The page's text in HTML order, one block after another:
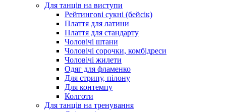
Для танців на виступи
Рейтингові сукні (бейсік)
Плаття для латини
Плаття для стандарту
Чоловічі штани
Чоловічі сорочки, комбідреси
Чоловічі жилети
Одяг для фламенко
Для стрипу, пілону
Для контемпу
Колготи
Для танців на тренування